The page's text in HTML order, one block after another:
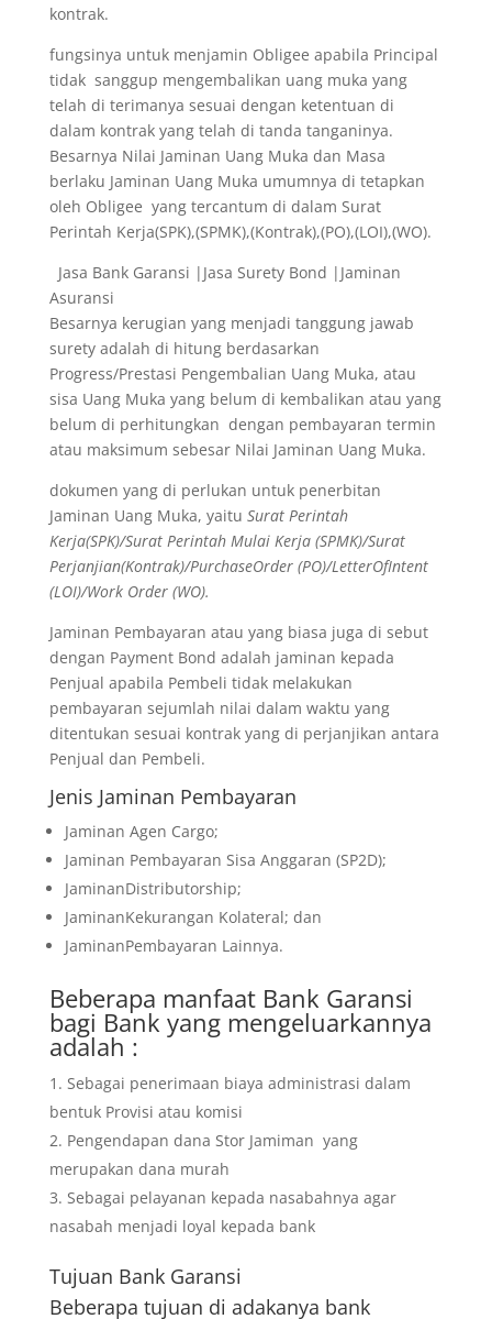
kontrak.
fungsinya untuk menjamin Obligee apabila Principal
tidak sanggup mengembalikan uang muka yang
telah di terimanya sesuai dengan ketentuan di
dalam kontrak yang telah di tanda tanganinya.
Besarnya Nilai Jaminan Uang Muka dan Masa
berlaku Jaminan Uang Muka umumnya di tetapkan
oleh Obligee yang tercantum di dalam Surat
Perintah Kerja(SPK),(SPMK),(Kontrak),(PO),(LOI),(WO).
Jasa Bank Garansi |Jasa Surety Bond |Jaminan
Asuransi
Besarnya kerugian yang menjadi tanggung jawab
surety adalah di hitung berdasarkan
Progress/Prestasi Pengembalian Uang Muka, atau
sisa Uang Muka yang belum di kembalikan atau yang
belum di perhitungkan dengan pembayaran termin
atau maksimum sebesar Nilai Jaminan Uang Muka.
dokumen yang di perlukan untuk penerbitan
Jaminan Uang Muka, yaitu Surat Perintah
Kerja(SPK)/Surat Perintah Mulai Kerja (SPMK)/Surat
Perjanjian(Kontrak)/PurchaseOrder (PO)/LetterOfIntent
(LOI)/Work Order (WO).
Jaminan Pembayaran atau yang biasa juga di sebut
dengan Payment Bond adalah jaminan kepada
Penjual apabila Pembeli tidak melakukan
pembayaran sejumlah nilai dalam waktu yang
ditentukan sesuai kontrak yang di perjanjikan antara
Penjual dan Pembeli.
Jenis Jaminan Pembayaran
Jaminan Agen Cargo;
Jaminan Pembayaran Sisa Anggaran (SP2D);
JaminanDistributorship;
JaminanKekurangan Kolateral; dan
JaminanPembayaran Lainnya.
Beberapa manfaat Bank Garansi
bagi Bank yang mengeluarkannya
adalah :
Sebagai penerimaan biaya administrasi dalam
bentuk Provisi atau komisi
Pengendapan dana Stor Jamiman yang
merupakan dana murah
Sebagai pelayanan kepada nasabahnya agar
nasabah menjadi loyal kepada bank
Tujuan Bank Garansi
Beberapa tujuan di adakanya bank